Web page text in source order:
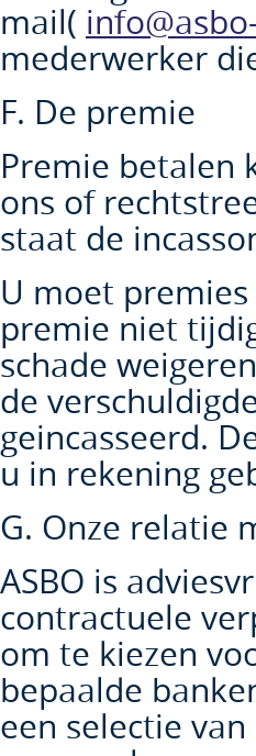
mail(
mederwerker
F. De premie
Premie betalen
ons of
staat de
U moet
premie niet
schade
de
geincasseerd.
u in rekening
G. Onze relatie
ASBO is
contractuele
om te kiezen
bepaalde
een selectie